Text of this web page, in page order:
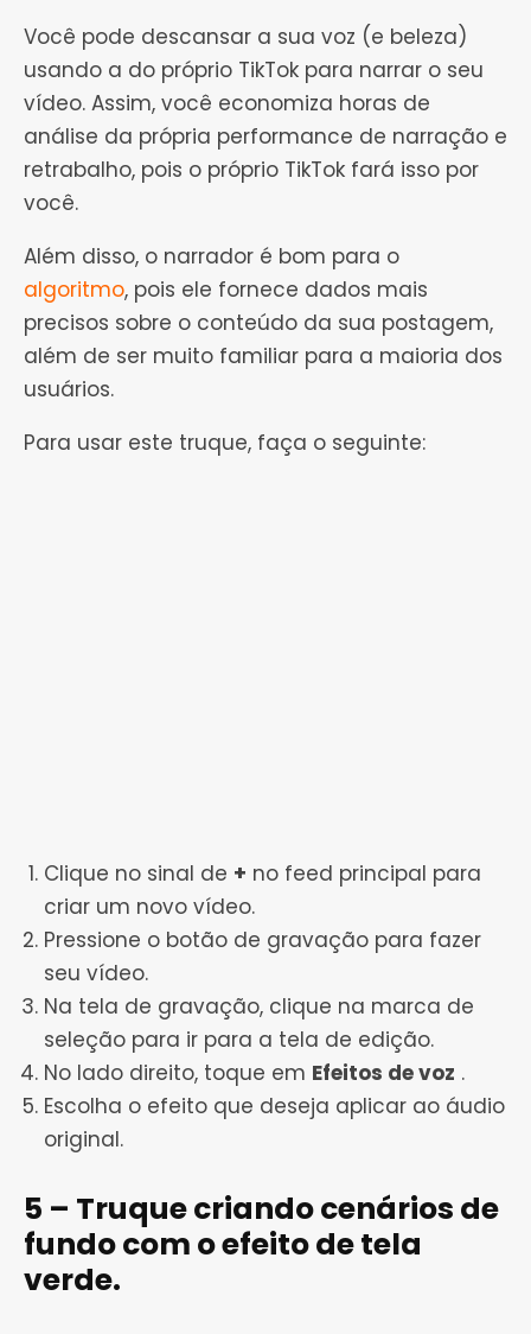
Você pode descansar a sua voz (e beleza)
usando a do próprio TikTok para narrar o seu
vídeo. Assim, você economiza horas de
análise da própria performance de narração e
retrabalho, pois o próprio TikTok fará isso por
você.
Além disso, o narrador é bom para o
algoritmo, pois ele fornece dados mais
precisos sobre o conteúdo da sua postagem,
além de ser muito familiar para a maioria dos
usuários.
Para usar este truque, faça o seguinte:
Clique no sinal de + no feed principal para
criar um novo vídeo.
Pressione o botão de gravação para fazer
seu vídeo.
Na tela de gravação, clique na marca de
seleção para ir para a tela de edição.
No lado direito, toque em Efeitos de voz .
Escolha o efeito que deseja aplicar ao áudio
original.
5 – Truque criando cenários de
fundo com o efeito de tela
verde.